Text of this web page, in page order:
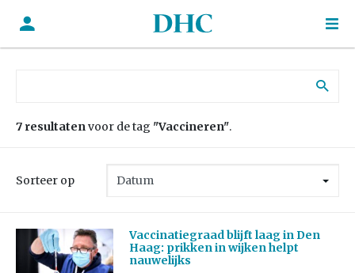
7 resultatenvoor de tag "Vaccineren".
Sorteer op
Vaccinatiegraad blijft laag in Den
Haag: prikken in wijken helpt
nauwelijks